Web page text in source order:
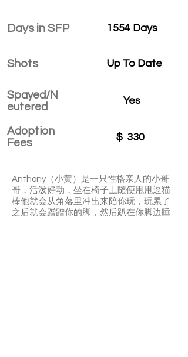
Days in SFP
Shots
Spayed/N
eutered
Adoption
Fees
1554 Days
Up To Date
Yes
$ 330
Anthony（小黄）是一只性格亲人的小哥
哥，活泼好动，坐在椅子上随便甩甩逗猫
棒他就会从角落里冲出来陪你玩，玩累了
之后就会蹭蹭你的脚，然后趴在你脚边睡